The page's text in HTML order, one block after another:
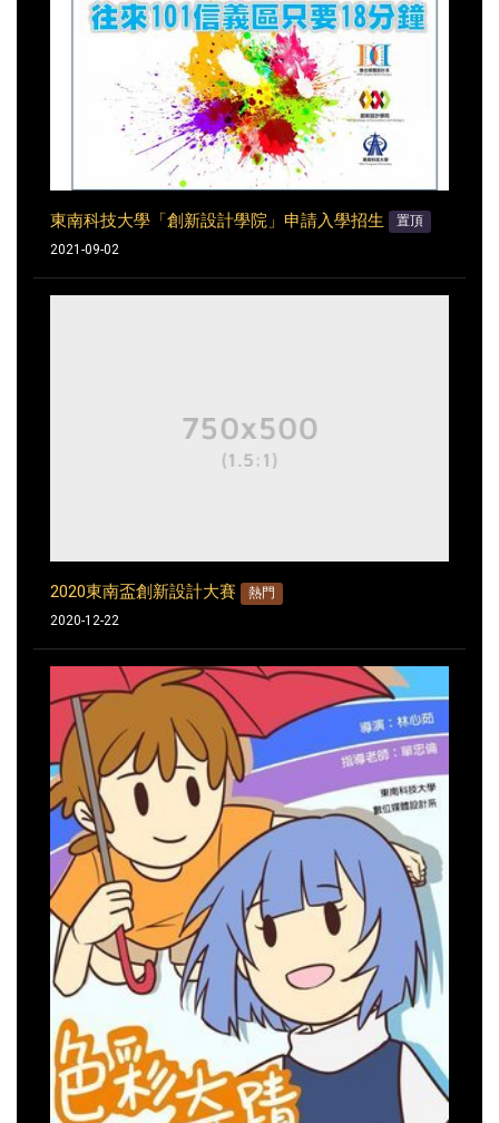
東南科技大學「創新設計學院」申請入學招生
置頂
2021-09-02
2020東南盃創新設計大賽
熱門
2020-12-22